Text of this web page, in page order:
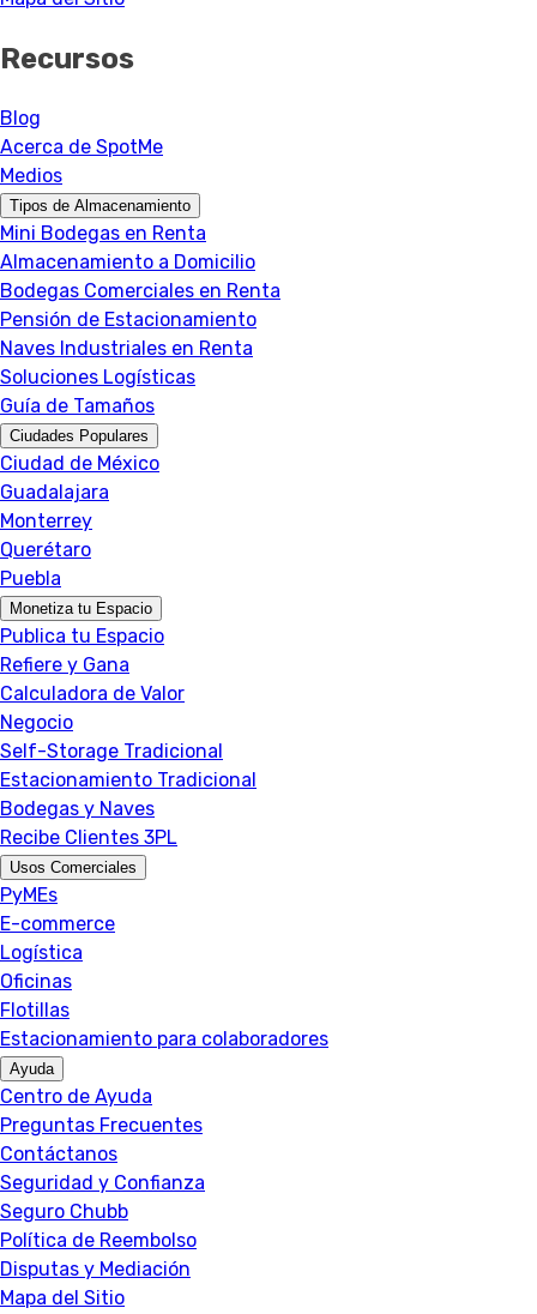
Recursos
Blog
Acerca de SpotMe
Medios
Tipos de Almacenamiento
Mini Bodegas en Renta
Almacenamiento a Domicilio
Bodegas Comerciales en Renta
Pensión de Estacionamiento
Naves Industriales en Renta
Soluciones Logísticas
Guía de Tamaños
Ciudades Populares
Ciudad de México
Guadalajara
Monterrey
Querétaro
Puebla
Monetiza tu Espacio
Publica tu Espacio
Refiere y Gana
Calculadora de Valor
Negocio
Self-Storage Tradicional
Estacionamiento Tradicional
Bodegas y Naves
Recibe Clientes 3PL
Usos Comerciales
PyMEs
E-commerce
Logística
Oficinas
Flotillas
Estacionamiento para colaboradores
Ayuda
Centro de Ayuda
Preguntas Frecuentes
Contáctanos
Seguridad y Confianza
Seguro Chubb
Política de Reembolso
Disputas y Mediación
Mapa del Sitio